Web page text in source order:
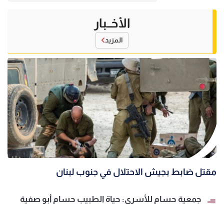
الأخــبار
المزيد
مقتل ضابط بجيش الاحتلال في جنوب لبنان
جمعية حسام للأسرى: حياة الطبيب حسام أبو صفية